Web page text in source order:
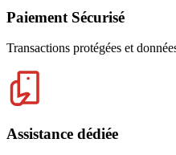
Paiement Sécurisé
Transactions protégées et
Assistance dédiée